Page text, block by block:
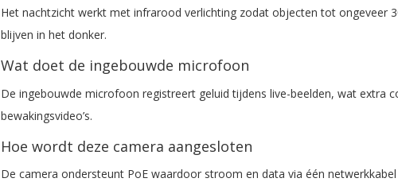
Het nachtzicht werkt met infrarood verlichting zodat objecten tot ongeveer
blijven in het donker.
Wat doet de ingebouwde microfoon
De ingebouwde microfoon registreert geluid tijdens live-beelden, wat extra
bewakingsvideo’s.
Hoe wordt deze camera aangesloten
De camera ondersteunt PoE waardoor stroom en data via één